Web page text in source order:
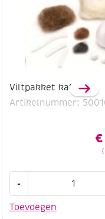
Viltpakket kat
Artikelnummer:
€
Toevoegen
-
aantal